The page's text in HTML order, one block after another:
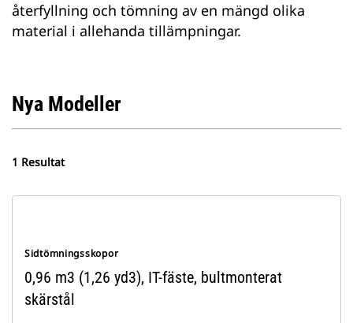
återfyllning och tömning av en mängd olika
material i allehanda tillämpningar.
Nya Modeller
1 Resultat
Sidtömningsskopor
0,96 m3 (1,26 yd3), IT-fäste, bultmonterat
skärstål